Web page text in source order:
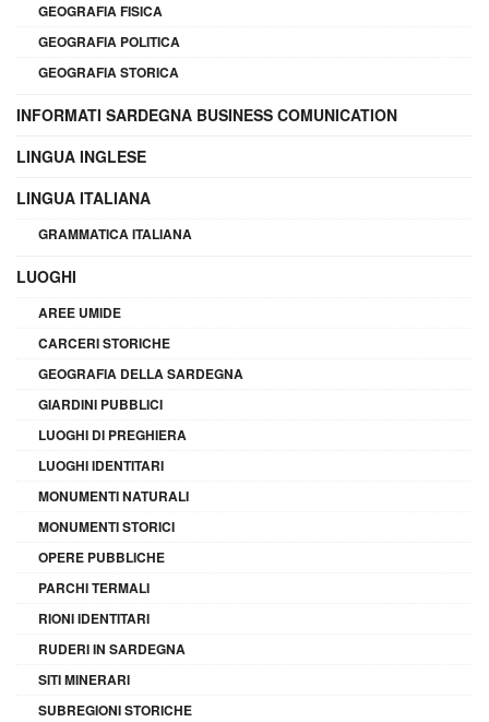
GEOGRAFIA FISICA
GEOGRAFIA POLITICA
GEOGRAFIA STORICA
INFORMATI SARDEGNA BUSINESS COMUNICATION
LINGUA INGLESE
LINGUA ITALIANA
GRAMMATICA ITALIANA
LUOGHI
AREE UMIDE
CARCERI STORICHE
GEOGRAFIA DELLA SARDEGNA
GIARDINI PUBBLICI
LUOGHI DI PREGHIERA
LUOGHI IDENTITARI
MONUMENTI NATURALI
MONUMENTI STORICI
OPERE PUBBLICHE
PARCHI TERMALI
RIONI IDENTITARI
RUDERI IN SARDEGNA
SITI MINERARI
SUBREGIONI STORICHE